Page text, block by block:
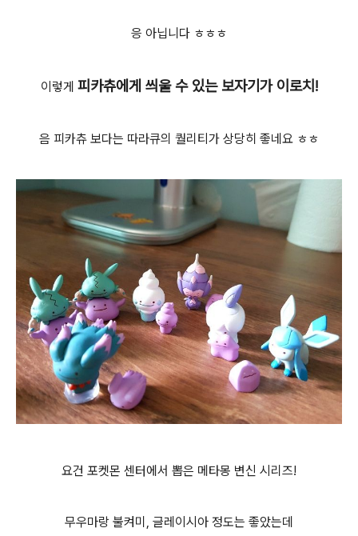
응 아닙니다 ㅎㅎㅎ
이렇게 피카츄에게 씌울 수 있는 보자기가 이로치!
음 피카츄 보다는 따라큐의 퀄리티가 상당히 좋네요 ㅎㅎ
요건 포켓몬 센터에서 뽑은 메타몽 변신 시리즈!
무우마랑 불켜미, 글레이시아 정도는 좋았는데